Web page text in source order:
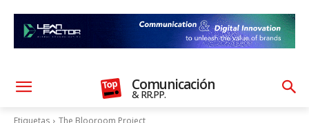
Comunicación
& RR.PP.